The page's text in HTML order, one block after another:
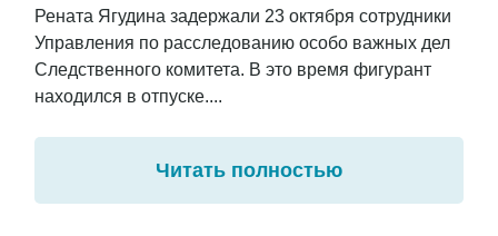
Рената Ягудина задержали 23 октября сотрудники
Управления по расследованию особо важных дел
Следственного комитета. В это время фигурант
находился в отпуске....
Читать полностью